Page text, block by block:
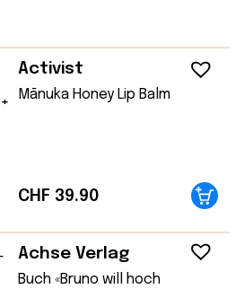
Activist
Mānuka Honey Lip Balm
CHF 39.90
Achse Verlag
Buch «Bruno will hoch